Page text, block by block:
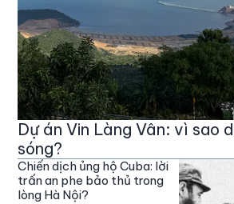
Dự án Vin Làng Vân: vì sao
sóng?
Chiến dịch ủng hộ Cuba: lời
trấn an phe bảo thủ trong
lòng Hà Nội?